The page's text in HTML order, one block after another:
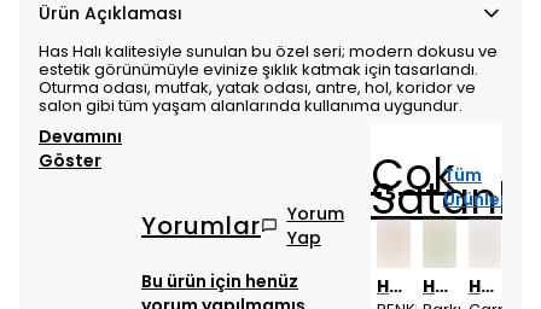
Ürün Açıklaması
Has Halı kalitesiyle sunulan bu özel seri; modern dokusu ve
estetik görünümüyle evinize şıklık katmak için tasarlandı.
Oturma odası, mutfak, yatak odası, antre, hol, koridor ve
salon gibi tüm yaşam alanlarında kullanıma uygundur.
Devamını
Göster
Yorumlar
Yorum
Yap
Bu ürün için henüz
ÇokTüm
Ürünler
Has 1950 Has 1950 Has 1950 Has 1950 Has 1950 Has 1950